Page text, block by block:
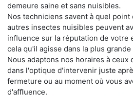
demeure saine et sans nuisibles.
Nos techniciens savent à quel
autres insectes nuisibles peuvent
influence sur la réputation de votre
cela qu'il agisse dans la plus
Nous adaptons nos horaires à ceux
dans l'optique d'intervenir juste
fermeture ou au moment où vous
d'affluence.